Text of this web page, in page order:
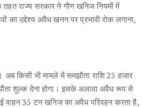
राज्य सरकार ने गौण खनिज नियमों में
का उद्देश्य अवैध खनन पर प्रभावी रोक लगाना,
किसी भी मामले में समझौता राशि 25 हजार
शुल्क देना होगा। इसके अलावा अवैध रूप से
वाहन 35 टन खनिज का अवैध परिवहन करता है,